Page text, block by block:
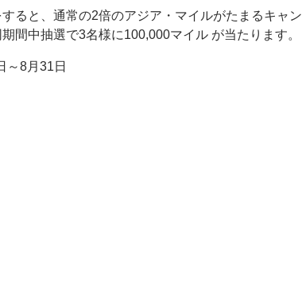
ると、通常の2倍のアジア・マイルがたまるキャン
間中抽選で3名様に100,000マイル が当たります。
～8月31日